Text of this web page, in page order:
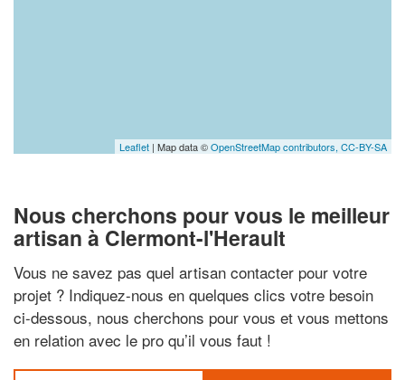
Leaflet | Map data ©OpenStreetMap contributors, CC-BY-SA
Nous cherchons pour vous le meilleur
artisan à Clermont-l'Herault
Vous ne savez pas quel artisan contacter pour votre
projet ? Indiquez-nous en quelques clics votre besoin
ci-dessous, nous cherchons pour vous et vous mettons
en relation avec le pro qu’il vous faut !